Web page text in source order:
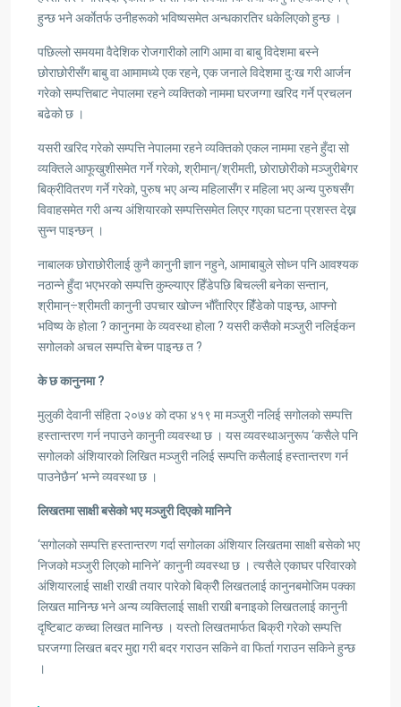
हुन्छ भने अर्काेतर्फ उनीहरूको भविष्यसमेत अन्धकारतिर धकेलिएको हुन्छ ।
पछिल्लो समयमा वैदेशिक रोजगारीको लागि आमा वा बाबु विदेशमा बस्ने
छोराछोरीसँग बाबु वा आमामध्ये एक रहने, एक जनाले विदेशमा दुःख गरी आर्जन
गरेको सम्पत्तिबाट नेपालमा रहने व्यक्तिको नाममा घरजग्गा खरिद गर्ने प्रचलन
बढेको छ ।
यसरी खरिद गरेको सम्पत्ति नेपालमा रहने व्यक्तिको एकल नाममा रहने हुँदा सो
व्यक्तिले आफूखुशीसमेत गर्ने गरेको, श्रीमान्/श्रीमती, छोराछोरीको मञ्जुरीबेगर
बिक्रीवितरण गर्ने गरेको, पुरुष भए अन्य महिलासँग र महिला भए अन्य पुरुषसँग
विवाहसमेत गरी अन्य अंशियारको सम्पत्तिसमेत लिएर गएका घटना प्रशस्त देख्न
सुन्न पाइन्छन् ।
नाबालक छोराछोरीलाई कुनै कानुनी ज्ञान नहुने, आमाबाबुले सोध्न पनि आवश्यक
नठान्ने हुँदा भएभरको सम्पत्ति कुम्ल्याएर हिँडेपछि बिचल्ली बनेका सन्तान,
श्रीमान्÷श्रीमती कानुनी उपचार खोज्न भौँतारिएर हिंँडेको पाइन्छ, आफ्नो
भविष्य के होला ? कानुनमा के व्यवस्था होला ? यसरी कसैको मञ्जुरी नलिईकन
सगोलको अचल सम्पत्ति बेच्न पाइन्छ त ?
के छ कानुनमा ?
मुलुकी देवानी संहिता २०७४ को दफा ४१९ मा मञ्जुरी नलिई सगोलको सम्पत्ति
हस्तान्तरण गर्न नपाउने कानुनी व्यवस्था छ । यस व्यवस्थाअनुरूप ‘कसैले पनि
सगोलको अंशियारको लिखित मञ्जुरी नलिई सम्पत्ति कसैलाई हस्तान्तरण गर्न
पाउनेछैन’ भन्ने व्यवस्था छ ।
लिखतमा साक्षी बसेको भए मञ्जुरी दिएको मानिने
‘सगोलको सम्पत्ति हस्तान्तरण गर्दा सगोलका अंशियार लिखतमा साक्षी बसेको भए
निजको मञ्जुरी लिएको मानिने’ कानुनी व्यवस्था छ । त्यसैले एकाघर परिवारको
अंशियारलाई साक्षी राखी तयार पारेको बिक्रीे लिखतलाई कानुनबमोजिम पक्का
लिखत मानिन्छ भने अन्य व्यक्तिलाई साक्षी राखी बनाइको लिखतलाई कानुनी
दृष्टिबाट कच्चा लिखत मानिन्छ । यस्तो लिखतमार्फत बिक्री गरेको सम्पत्ति
घरजग्गा लिखत बदर मुद्दा गरी बदर गराउन सकिने वा फिर्ता गराउन सकिने हुन्छ
।